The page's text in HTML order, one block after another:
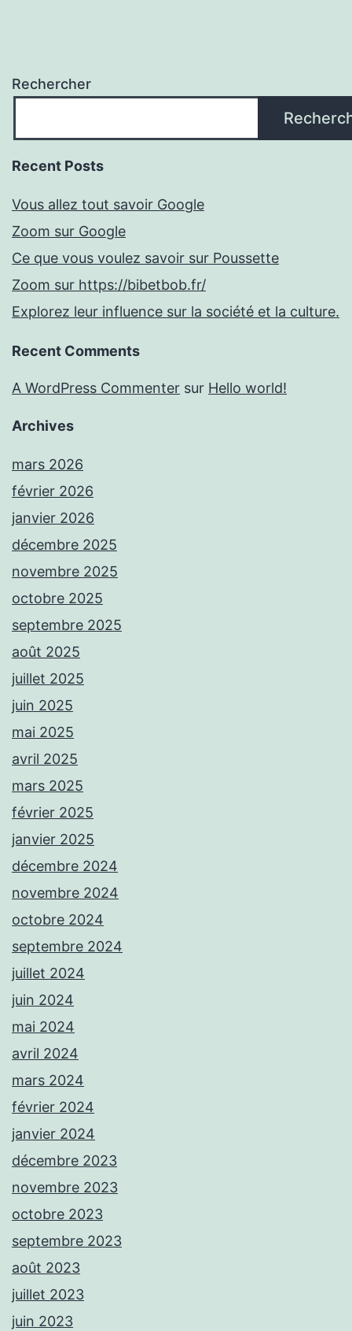
Rechercher
Recent Posts
Vous allez tout savoir Google
Zoom sur Google
Ce que vous voulez savoir sur Poussette
Zoom sur https://bibetbob.fr/
Explorez leur influence sur la société et la culture.
Recent Comments
A WordPress Commenter sur Hello world!
Archives
mars 2026
février 2026
janvier 2026
décembre 2025
novembre 2025
octobre 2025
septembre 2025
août 2025
juillet 2025
juin 2025
mai 2025
avril 2025
mars 2025
février 2025
janvier 2025
décembre 2024
novembre 2024
octobre 2024
septembre 2024
juillet 2024
juin 2024
mai 2024
avril 2024
mars 2024
février 2024
janvier 2024
décembre 2023
novembre 2023
octobre 2023
septembre 2023
août 2023
juillet 2023
juin 2023